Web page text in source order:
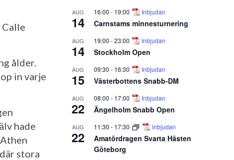
ålder.
in varje
hade
stora
AUG
14
16:00 - 19:00 Inbjudan
Carnstams minnesturnering
AUG
14
19:00 -23:00 Inbjudan
Stockholm Open
AUG
15
09:30 - 16:30 Inbjudan
Västerbottens Snabb-DM
AUG
22
08:00 - 17:00 Inbjudan
Ängelholm Snabb Open
AUG
22
11:30 - 17:30 Inbjudan
Amatördragen Svarta Hästen
Göteborg